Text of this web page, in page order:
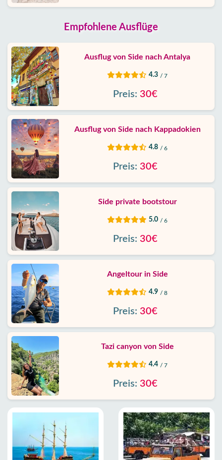
Empfohlene Ausflüge
Ausflug von Side nach Antalya
4.3 / 7
Preis: 30€
Ausflug von Side nach Kappadokien
4.8 / 6
Preis: 30€
Side private bootstour
5.0 / 6
Preis: 30€
Angeltour in Side
4.9 / 8
Preis: 30€
Tazi canyon von Side
4.4 / 7
Preis: 30€